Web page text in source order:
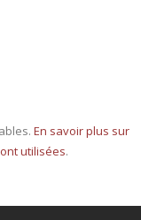
En savoir plus sur
utilisées.